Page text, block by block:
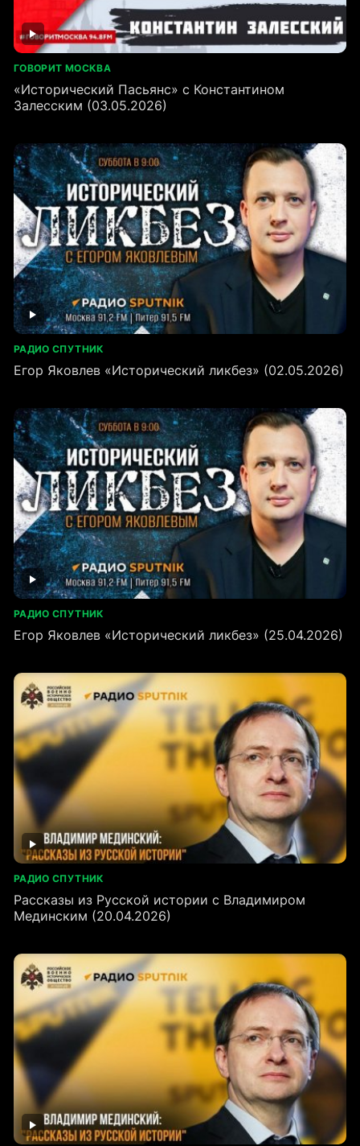
ГОВОРИТ МОСКВА
«Исторический Пасьянс» с Константином
Залесским (03.05.2026)
РАДИО СПУТНИК
Егор Яковлев «Исторический ликбез» (02.05.2026)
РАДИО СПУТНИК
Егор Яковлев «Исторический ликбез» (25.04.2026)
РАДИО СПУТНИК
Рассказы из Русской истории с Владимиром
Мединским (20.04.2026)